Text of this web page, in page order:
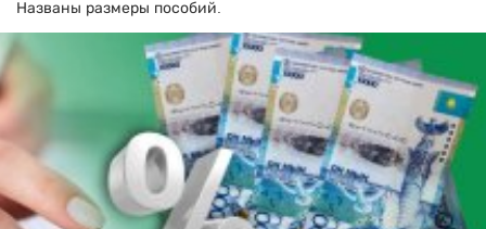
Названы размеры пособий.